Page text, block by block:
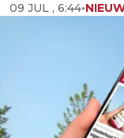
09 JUL , 6:44•